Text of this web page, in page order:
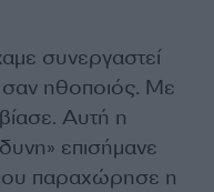
συνεργαστεί
ηθοποιός. Με
Αυτή η
επισήμανε
παραχώρησε η